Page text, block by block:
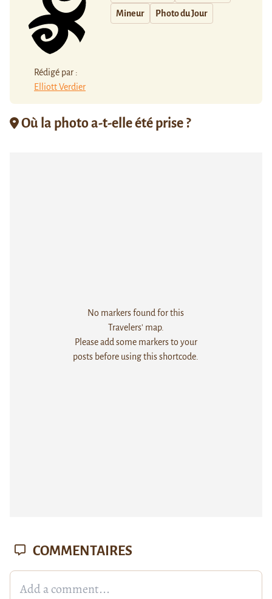
Rédigé par :
Elliott Verdier
Mineur Photo du Jour
Où la photo a-t-elle été prise ?
No markers found for this
Travelers' map.
Please add some markers to your
posts before using this shortcode.
COMMENTAIRES